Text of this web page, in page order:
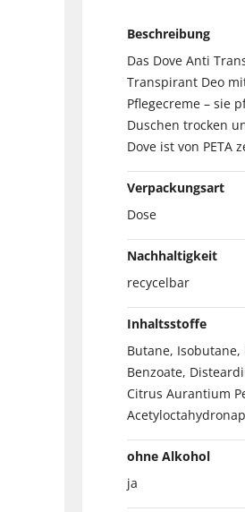
Beschreibung
Das Dove Anti
Transpirant Deo
Pflegecreme – sie
Duschen trocken
Dove ist von PETA
Verpackungsart
Dose
Nachhaltigkeit
recycelbar
Inhaltsstoffe
Butane, Isobutane,
Benzoate,
Citrus Aurantium
ohne Alkohol
ja